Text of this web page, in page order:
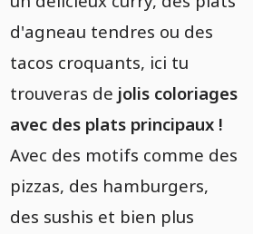
d'agneau tendres ou des
tacos croquants, ici tu
trouveras de jolis coloriages
avec des plats principaux !
Avec des motifs comme des
pizzas, des hamburgers,
des sushis et bien plus